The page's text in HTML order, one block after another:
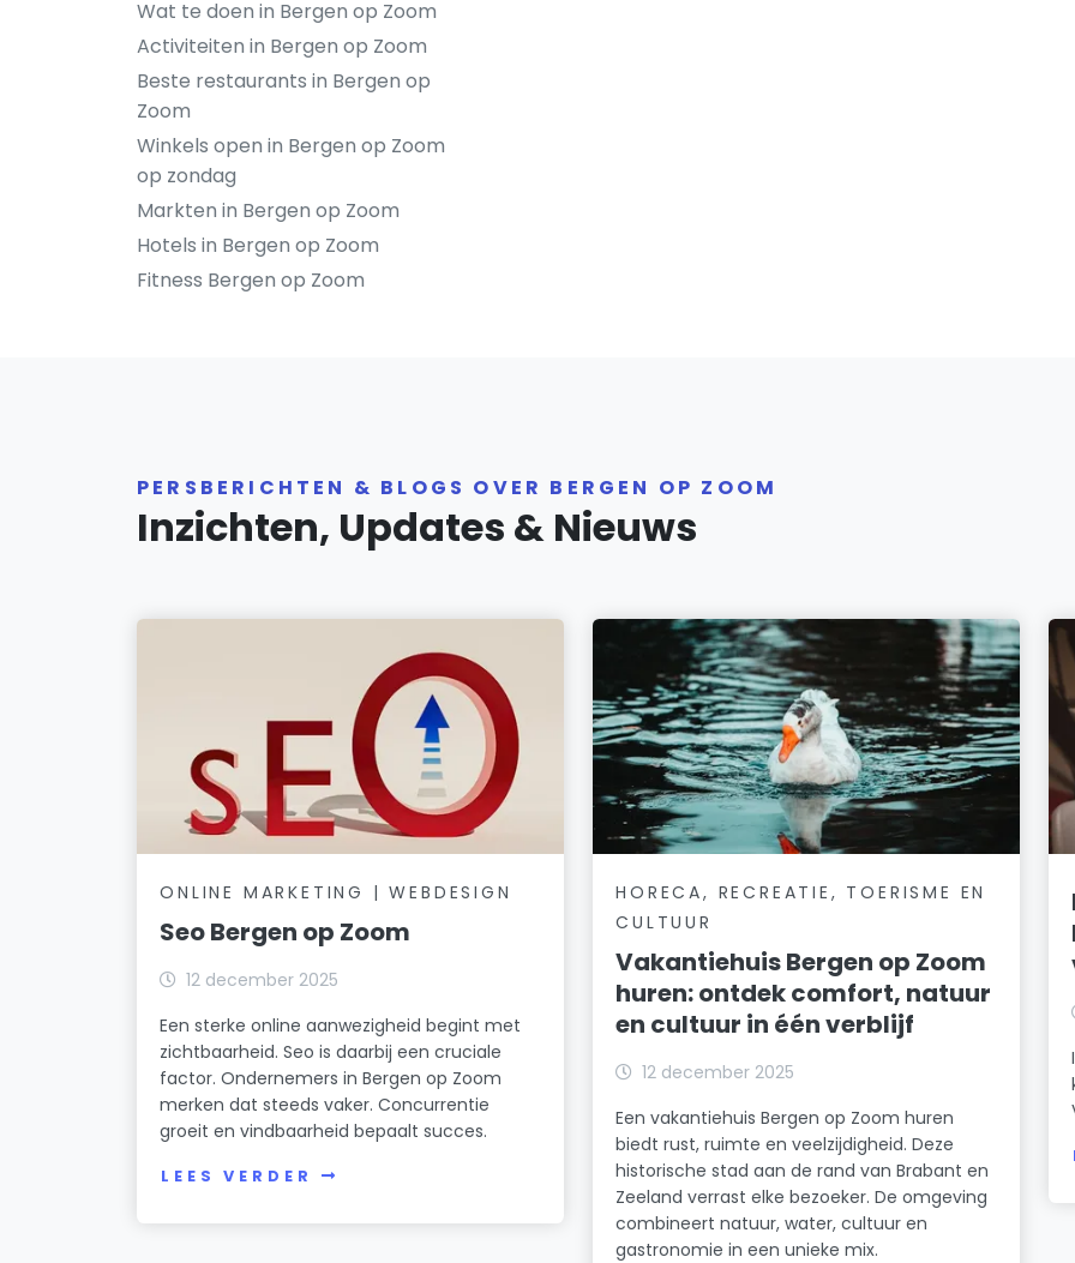
Wat te doen in Bergen op Zoom
Activiteiten in Bergen op Zoom
Beste restaurants in Bergen op
Zoom
Winkels open in Bergen op Zoom
op zondag
Markten in Bergen op Zoom
Hotels in Bergen op Zoom
Fitness Bergen op Zoom
PERSBERICHTEN & BLOGS OVER BERGEN OP ZOOM
Inzichten, Updates & Nieuws
ONLINE MARKETING | WEBDESIGN
Seo Bergen op Zoom
12 december 2025
Een sterke online aanwezigheid begint met
zichtbaarheid. Seo is daarbij een cruciale
factor. Ondernemers in Bergen op Zoom
merken dat steeds vaker. Concurrentie
groeit en vindbaarheid bepaalt succes.
LEES VERDER
HORECA, RECREATIE, TOERISME EN
CULTUUR
Vakantiehuis Bergen op Zoom
huren: ontdek comfort, natuur
en cultuur in één verblijf
12 december 2025
Een vakantiehuis Bergen op Zoom huren
biedt rust, ruimte en veelzijdigheid. Deze
historische stad aan de rand van Brabant en
Zeeland verrast elke bezoeker. De omgeving
combineert natuur, water, cultuur en
gastronomie in een unieke mix.